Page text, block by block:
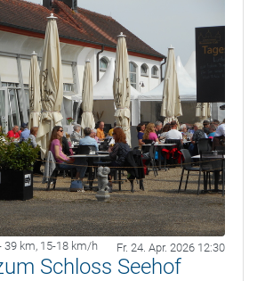
39 km, 15-18 km/h Fr. 24. Apr. 2026 12:30
Schloss Seehof